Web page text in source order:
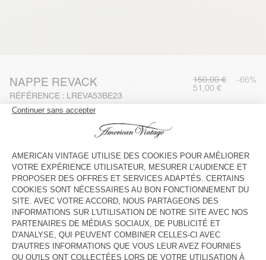
NAPPE REVACK
RÉFÉRENCE : LREVA53BE23
150,00 € -66%
51,00 €
| CARREAUX PRAIRIE
TU
GUIDE DES TAILLES
Livraison estiméeentre le mercredi 12 août et le vendredi 14
août